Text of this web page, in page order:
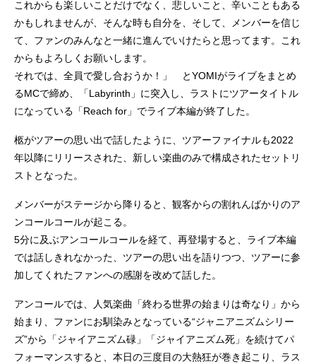
これからも楽しいことだけでなく、悲しいこと、辛いこともある
かもしれませんが、そんな時も自分を、そして、メンバーを信じ
て、ファンのみんなと一緒に進んでいけたらと思ってます。これ
からもよろしくお願いします。
それでは、全員で愛し合おうか！」 とYOMIがライブをまとめ
るMCで締め、「Labyrinth」に突入し、ラストにツアータイトル
になっている「Reach for」でライブ本編が終了した。
柩がツアーの思い出で話したように、ツアーファイナルも2022
年以降にリリースされた、新しい楽曲のみで構成されたセットリ
ストとなった。
メンバーがステージから降りると、観客からの割れんばかりのア
ンコールコールが起こる。
5分に及ぶアンコールコールを経て、再登場すると、ライブ本編
では話しきれなかった、ツアーの思い出を語りつつ、ツアーに参
加してくれたファンへの感謝を改めて話した。
アンコールでは、人気楽曲「終わる世界の始まりは奇なり」から
始まり、ファンにお馴染みとなっている“ジャニアニズムシリー
ズ”から「ジャイアニズム碌」「ジャイアニズム死」を続けてパ
フォーマンスすると、本日の三度目の大熱狂が巻き起こり、ラス